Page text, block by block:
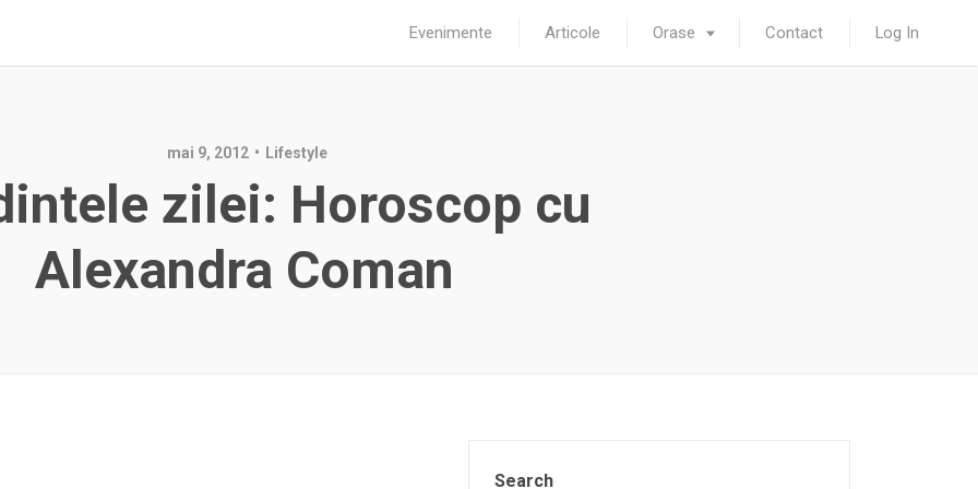
Evenimente Articole Orase Contact Log In
mai 9, 2012 Lifestyle
zilei: Horoscop cu
Alexandra Coman
Search